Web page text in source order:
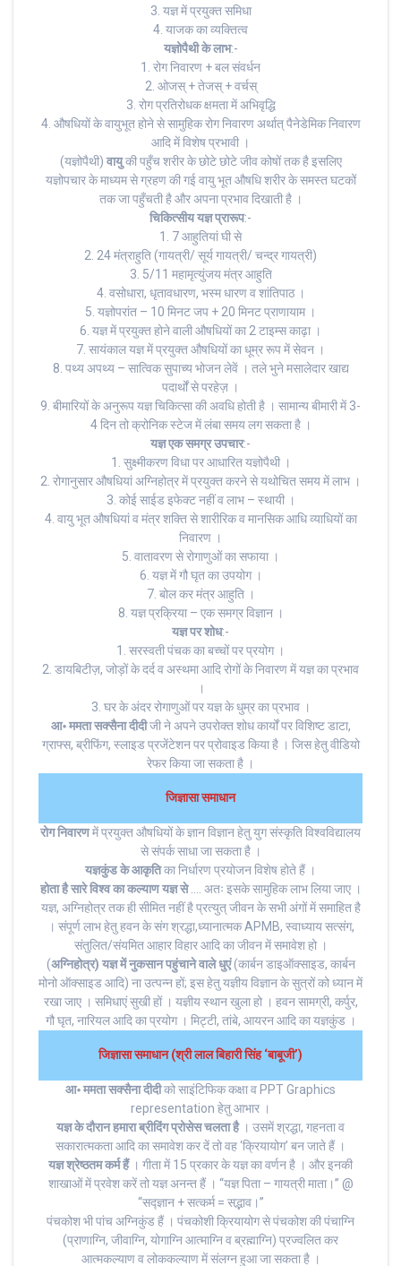
3. यज्ञ में प्रयुक्त समिधा
4. याजक का व्यक्तित्व
यज्ञोपैथी के लाभ:-
1. रोग निवारण + बल संवर्धन
2. ओजस् + तेजस् + वर्चस्
3. रोग प्रतिरोधक क्षमता में अभिवृद्धि
4. औषधियों के वायुभूत होने से सामुहिक रोग निवारण अर्थात् पैनेडेमिक निवारण
आदि में विशेष प्रभावी ।
(यज्ञोपैथी) वायुकी पहुँच शरीर के छोटे छोटे जीव कोषों तक है इसलिए
यज्ञोपचार के माध्यम से ग्रहण की गई वायु भूत औषधि शरीर के समस्त घटकों
तक जा पहुँचती है और अपना प्रभाव दिखाती है ।
चिकित्सीय यज्ञ प्रारूप:-
1. 7 आहुतियां घी से
2. 24 मंत्राहुति (गायत्री/ सूर्य गायत्री/ चन्द्र गायत्री)
3. 5/11 महामृत्युंजय मंत्र आहुति
4. वसोधारा, धृतावधारण, भस्म धारण व शांतिपाठ ।
5. यज्ञोपरांत – 10 मिनट जप + 20 मिनट प्राणायाम ।
6. यज्ञ में प्रयुक्त होने वाली औषधियों का 2 टाइम्स काढ़ा ।
7. सायंकाल यज्ञ में प्रयुक्त औषधियों का धूम्र रूप में सेवन ।
8. पथ्य अपथ्य – सात्विक सुपाच्य भोजन लेवें । तले भुने मसालेदार खाद्य
पदार्थों से परहेज़ ।
9. बीमारियों के अनुरूप यज्ञ चिकित्सा की अवधि होती है । सामान्य बीमारी में 3-
4 दिन तो क्रोनिक स्टेज में लंबा समय लग सकता है ।
यज्ञ एक समग्र उपचार:-
1. सुक्ष्मीकरण विधा पर आधारित यज्ञोपैथी ।
2. रोगानुसार औषधियां अग्निहोत्र में प्रयुक्त करने से यथोचित समय में लाभ ।
3. कोई साईड इफेक्ट नहीं व लाभ – स्थायी ।
4. वायु भूत औषधियां व मंत्र शक्ति से शारीरिक व मानसिक आधि व्याधियों का
निवारण ।
5. वातावरण से रोगाणुओं का सफाया ।
6. यज्ञ में गौ घृत का उपयोग ।
7. बोल कर मंत्र आहुति ।
8. यज्ञ प्रक्रिया – एक समग्र विज्ञान ।
यज्ञ पर शोध:-
1. सरस्वती पंचक का बच्चों पर प्रयोग ।
2. डायबिटीज़, जोड़ों के दर्द व अस्थमा आदि रोगों के निवारण में यज्ञ का प्रभाव
।
3. घर के अंदर रोगाणुओं पर यज्ञ के धुम्र का प्रभाव ।
आ॰ ममता सक्सैना दीदीजी ने अपने उपरोक्त शोध कार्यों पर विशिष्ट डाटा,
ग्राफ्स, ब्रीफिंग, स्लाइड प्रजेंटेशन पर प्रोवाइड किया है । जिस हेतु वीडियो
रेफर किया जा सकता है ।
जिज्ञासा समाधान
रोग निवारणमें प्रयुक्त औषधियों के ज्ञान विज्ञान हेतु युग संस्कृति विश्वविद्यालय
से संपर्क साधा जा सकता है ।
यज्ञकुंड के आकृतिका निर्धारण प्रयोजन विशेष होते हैं ।
होता है सारे विश्व का कल्याण यज्ञ से…. अतः इसके सामुहिक लाभ लिया जाए ।
यज्ञ, अग्निहोत्र तक ही सीमित नहीं है प्रत्युत् जीवन के सभी अंगों में समाहित है
। संपूर्ण लाभ हेतु हवन के संग श्रद्धा,ध्यानात्मक APMB, स्वाध्याय सत्संग,
संतुलित/संयमित आहार विहार आदि का जीवन में समावेश हो ।
(अग्निहोत्र) यज्ञ में नुकसान पहुंचाने वाले धुएं(कार्बन डाइऑक्साइड, कार्बन
मोनो ऑक्साइड आदि) ना उत्पन्न हों; इस हेतु यज्ञीय विज्ञान के सुत्रों को ध्यान में
रखा जाए । समिधाएं सुखी हों । यज्ञीय स्थान खुला हो । हवन‌ सामग्री, कर्पुर,
गौ घृत, नारियल आदि का प्रयोग । मिट्टी, तांबे, आयरन आदि का यज्ञकुंड ।
जिज्ञासा समाधान (श्री लाल बिहारी सिंह ‘बाबूजी’)
आ॰ ममता सक्सैना दीदीको साइंटिफिक कक्षा व PPT Graphics
representation हेतु आभार ।
यज्ञ के दौरान हमारा ब्रीदिंग प्रोसेस चलता है। उसमें श्रद्धा, गहनता व
सकारात्मकता आदि का समावेश कर दें तो वह ‘क्रियायोग’ बन जाते हैं ।
यज्ञ श्रेष्ठतम कर्म हैं। गीता में 15 प्रकार के यज्ञ का वर्णन है । और इनकी
शाखाओं में प्रवेश करें तो यज्ञ अनन्त हैं । “यज्ञ पिता – गायत्री माता।” @
“सद्ज्ञान + सत्कर्म = सद्भाव।”
पंचकोश भी पांच अग्निकुंड हैं । पंचकोशी क्रियायोग से पंचकोश की पंचाग्नि
(प्राणाग्नि, जीवाग्नि, योगाग्नि आत्माग्नि व ब्रह्माग्नि) प्रज्वलित कर
आत्मकल्याण व लोककल्याण में संलग्न हुआ जा सकता है ।